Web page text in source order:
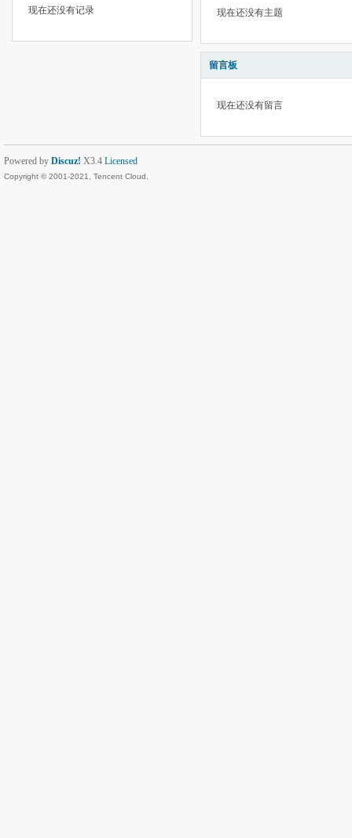
现在还没有记录 现在还没有主题
留言板
现在还没有留言
Powered by Discuz! X3.4 Licensed
Copyright © 2001-2021, Tencent Cloud.